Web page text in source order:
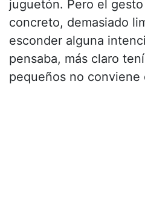
juguetón. Pero el
concreto, demasiado
esconder alguna
pensaba, más claro
pequeños no conviene